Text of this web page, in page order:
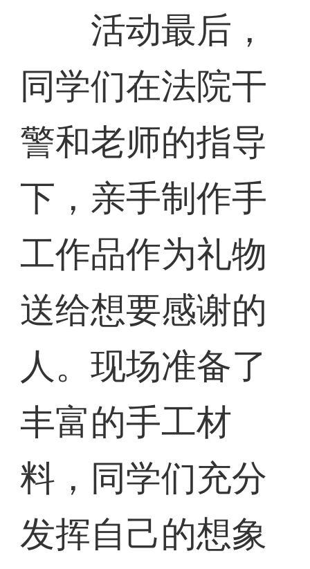
活动最后，
同学们在法院干
警和老师的指导
下，亲手制作手
工作品作为礼物
送给想要感谢的
人。现场准备了
丰富的手工材
料，同学们充分
发挥自己的想象